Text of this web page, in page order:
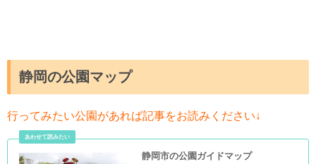
静岡の公園マップ
行ってみたい公園があれば記事をお読みください↓
静岡市の公園ガイドマップ